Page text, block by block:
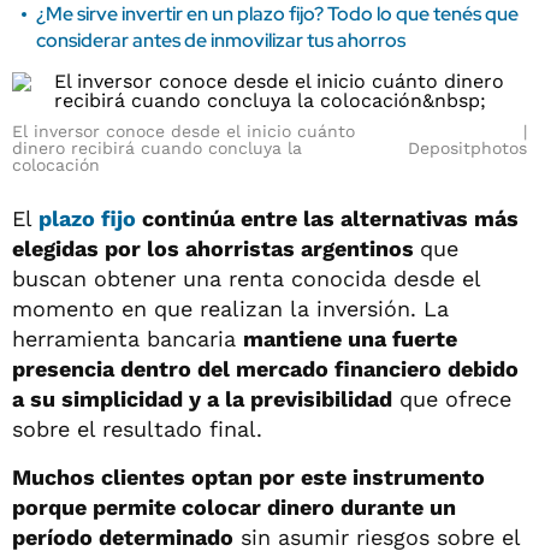
¿Me sirve invertir en un plazo fijo? Todo lo que tenés que
considerar antes de inmovilizar tus ahorros
El inversor conoce desde el inicio cuánto
dinero recibirá cuando concluya la
colocación
Depositphotos
El plazo fijo continúa entre las alternativas más
elegidas por los ahorristas argentinos que
buscan obtener una renta conocida desde el
momento en que realizan la inversión. La
herramienta bancaria mantiene una fuerte
presencia dentro del mercado financiero debido
a su simplicidad y a la previsibilidad que ofrece
sobre el resultado final.
Muchos clientes optan por este instrumento
porque permite colocar dinero durante un
período determinado sin asumir riesgos sobre el